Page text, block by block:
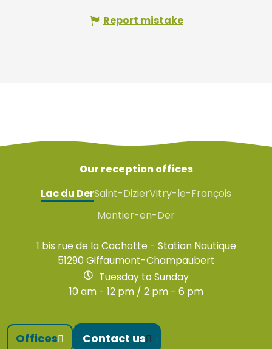
Report mistake
Our reception offices
Lac du DerSaint-DizierVitry-le-François
Montier-en-Der
1 bis rue de la Cachotte - Station Nautique
51290 Giffaumont-Champaubert
Tuesday to Sunday
10 am - 12 pm / 2 pm - 6 pm
Offices Contact us